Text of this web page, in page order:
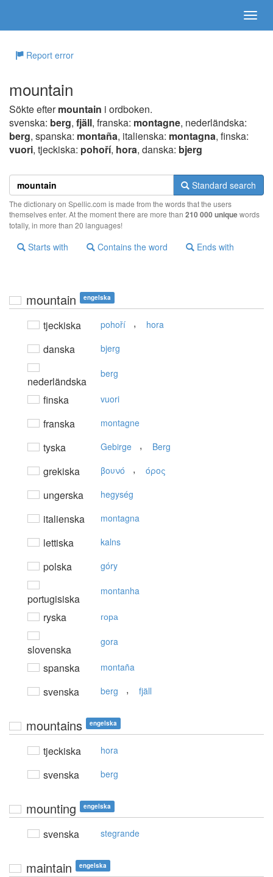
Report error
mountain
Sökte eftermountain i ordboken.
svenska: berg, fjäll, franska: montagne, nederländska:
berg, spanska: montaña, italienska: montagna, finska:
vuori, tjeckiska: pohoří, hora, danska: bjerg
Standard search
The dictionary on Spellic.com is made from the words that the users
themselves enter. At the moment there are more than 210 000 uniquewords
totally, in more than 20 languages!
Starts with Contains the word Ends with
mountain engelska
tjeckiska pohoří , hora
danska bjerg
nederländska
berg
finska vuori
franska montagne
tyska Gebirge , Berg
grekiska βουνό , όρoς
ungerska hegység
italienska montagna
lettiska kalns
polska góry
portugisiska
montanha
ryska гора
slovenska
gora
spanska montaña
svenska berg , fjäll
mountains engelska
tjeckiska hora
svenska berg
mounting engelska
svenska stegrande
maintain engelska